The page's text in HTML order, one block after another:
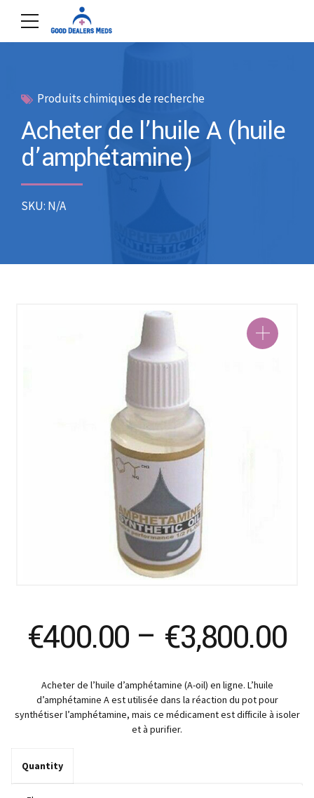
Produits chimiques de recherche
Acheter de l’huile A (huile
d’amphétamine)
SKU: N/A
€400.00 – €3,800.00
Acheter de l’huile d’amphétamine (A-oil) en ligne. L’huile
d’amphétamine A est utilisée dans la réaction du pot pour
synthétiser l’amphétamine, mais ce médicament est difficile à isoler
et à purifier.
Quantity